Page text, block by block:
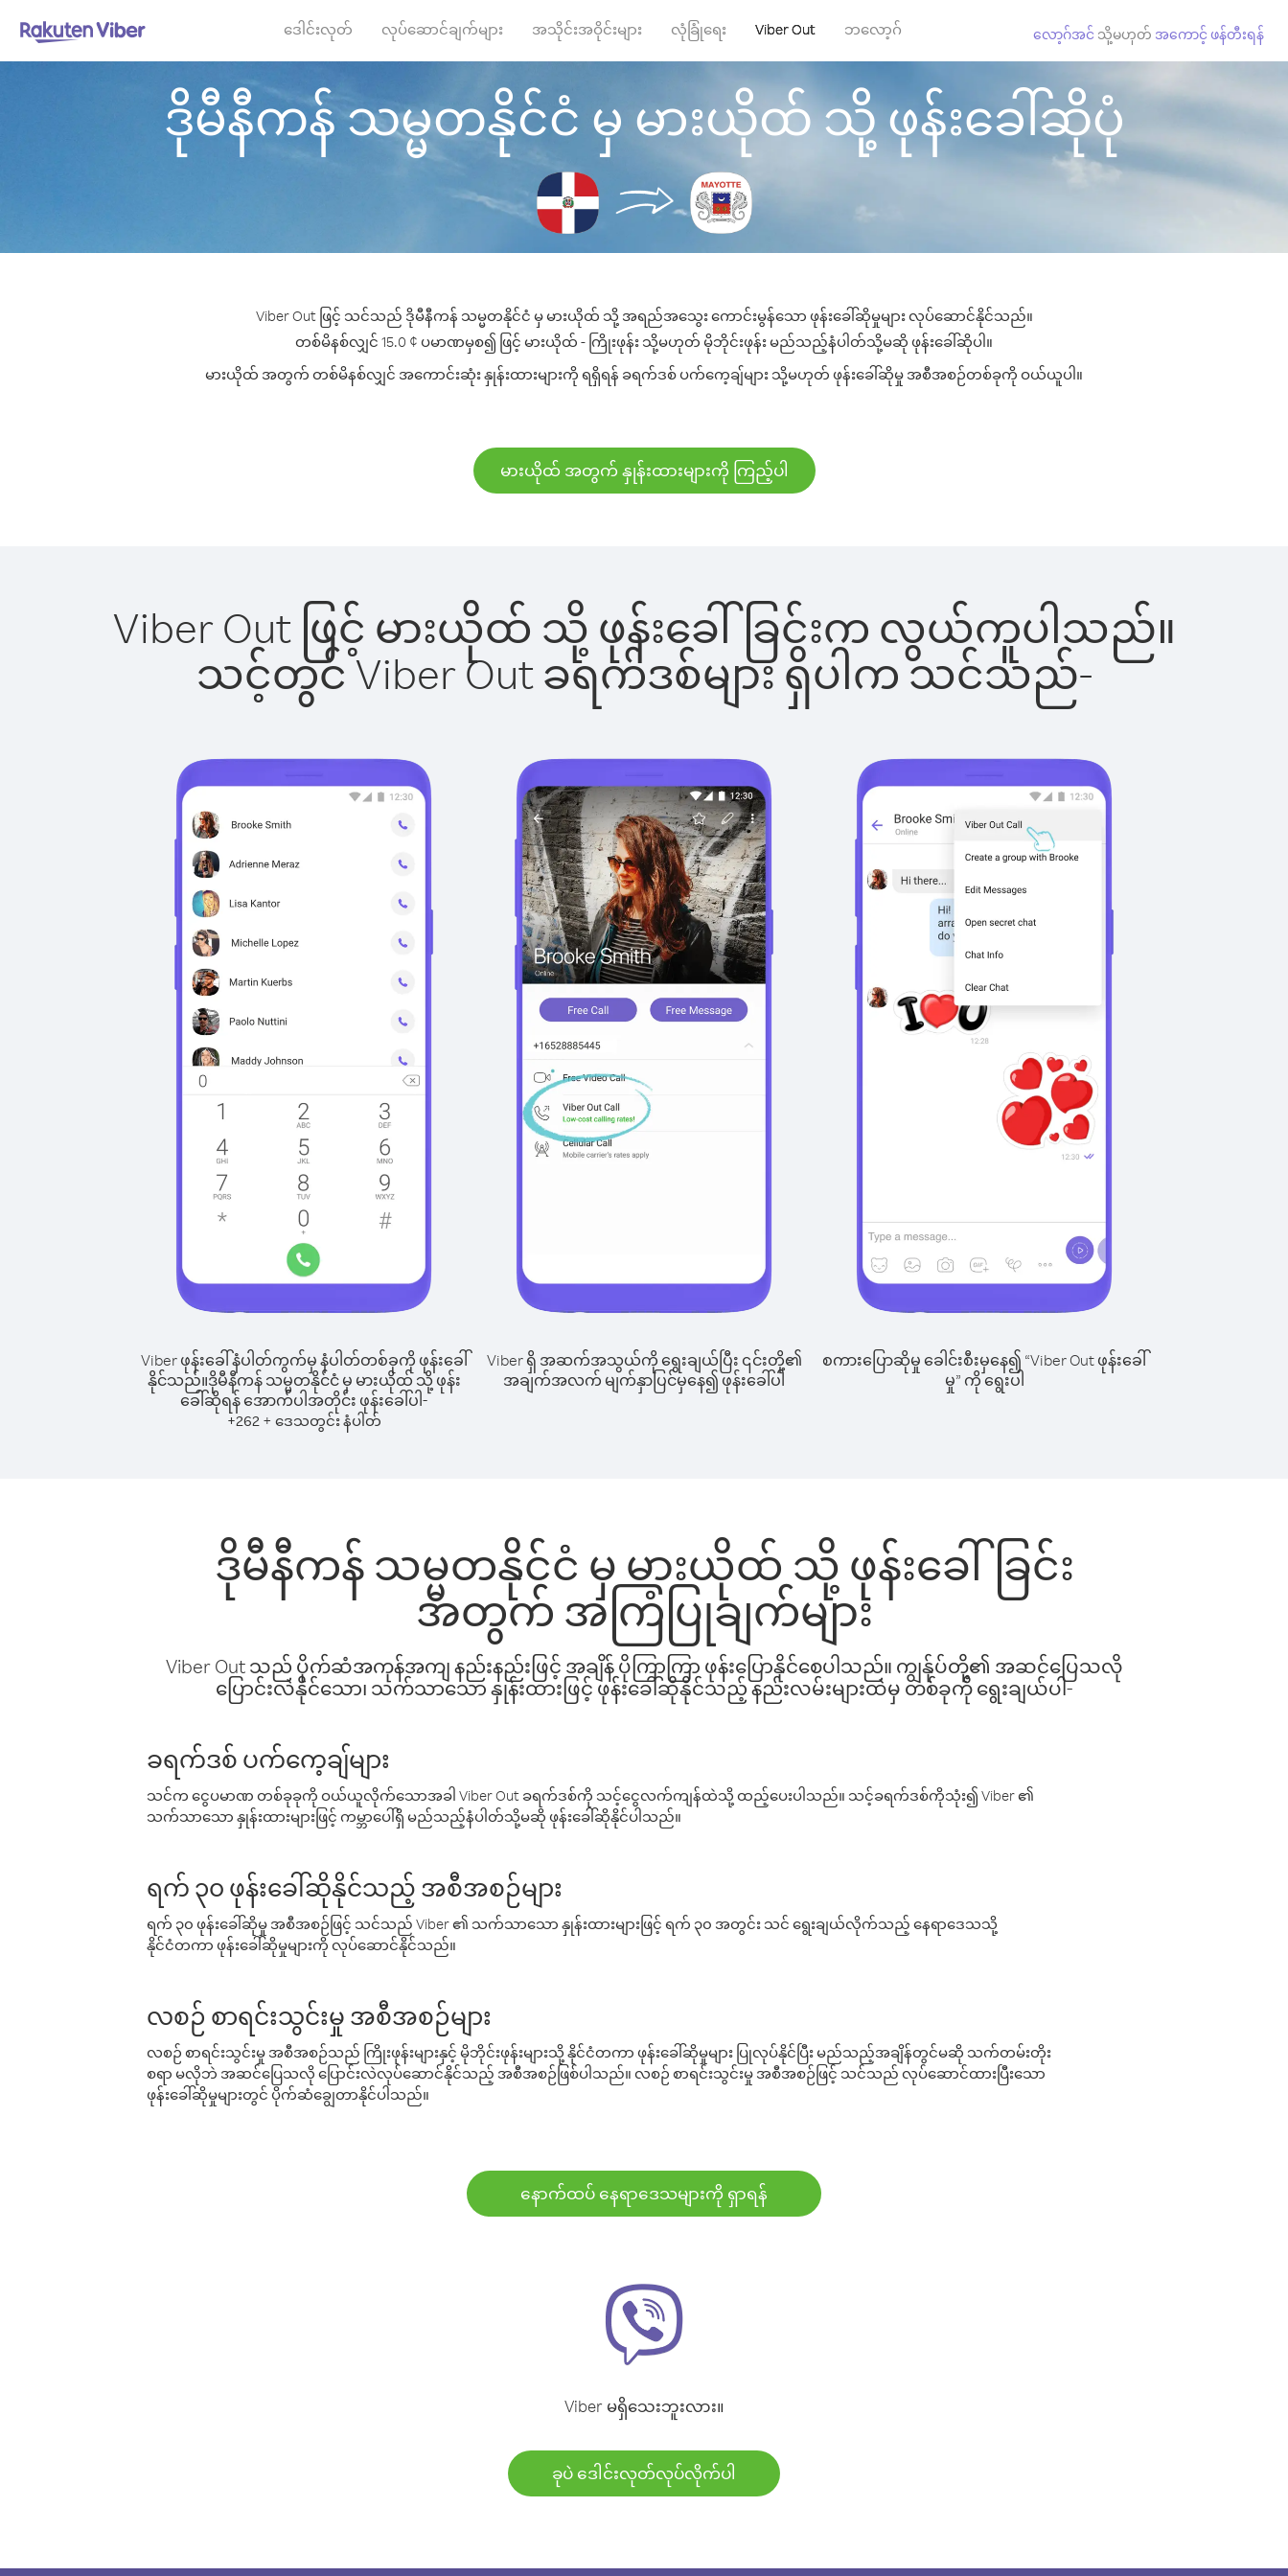
ဒေါင်းလုတ် လုပ်ဆောင်ချက်များ အသိုင်းအဝိုင်းများ လုံခြုံရေး Viber Out ဘလော့ဂ် လော့ဂ်အင် သို့မဟုတ် အကောင့် ဖန်တီးရန်
ဒိုမီနီကန် သမ္မတနိုင်ငံ မှ မားယိုထ် သို့ ဖုန်းခေါ်ဆိုပုံ
Viber Out ဖြင့် သင်သည် ဒိုမီနီကန် သမ္မတနိုင်ငံ မှ မားယိုထ် သို့ အရည်အသွေး ကောင်းမွန်သော ဖုန်းခေါ်ဆိုမှုများ လုပ်ဆောင်နိုင်သည်။
တစ်မိနစ်လျှင် 15.0 ¢ ပမာဏမှစ၍ ဖြင့် မားယိုထ် - ကြိုးဖုန်း သို့မဟုတ် မိုဘိုင်းဖုန်း မည်သည့်နံပါတ်သို့မဆို ဖုန်းခေါ်ဆိုပါ။
မားယိုထ် အတွက် တစ်မိနစ်လျှင် အကောင်းဆုံး နှုန်းထားများကို ရရှိရန် ခရက်ဒစ် ပက်ကေ့ချ်များ သို့မဟုတ် ဖုန်းခေါ်ဆိုမှု အစီအစဉ်တစ်ခုကို ဝယ်ယူပါ။
မားယိုထ် အတွက် နှုန်းထားများကို ကြည့်ပါ
Viber Out ဖြင့် မားယိုထ် သို့ ဖုန်းခေါ်ခြင်းက လွယ်ကူပါသည်။
သင့်တွင် Viber Out ခရက်ဒစ်များ ရှိပါက သင်သည်-
Viber ဖုန်းခေါ်နံပါတ်ကွက်မှ နံပါတ်တစ်ခုကို ဖုန်းခေါ်
နိုင်သည်။ဒိုမီနီကန် သမ္မတနိုင်ငံ မှ မားယိုထ် သို့ ဖုန်း
ခေါ်ဆိုရန် အောက်ပါအတိုင်း ဖုန်းခေါ်ပါ-
+262+ ဒေသတွင်း နံပါတ်
Viber ရှိ အဆက်အသွယ်ကို ရွေးချယ်ပြီး ၎င်းတို့၏
အချက်အလက် မျက်နှာပြင်မှနေ၍ ဖုန်းခေါ်ပါ
စကားပြောဆိုမှု ခေါင်းစီးမှနေ၍ “Viber Out ဖုန်းခေါ်
မှု” ကို ရွေးပါ
ဒိုမီနီကန် သမ္မတနိုင်ငံ မှ မားယိုထ် သို့ ဖုန်းခေါ်ခြင်း
အတွက် အကြံပြုချက်များ
Viber Out သည် ပိုက်ဆံအကုန်အကျ နည်းနည်းဖြင့် အချိန် ပိုကြာကြာ ဖုန်းပြောနိုင်စေပါသည်။ ကျွန်ုပ်တို့၏ အဆင်ပြေသလို
ပြောင်းလဲနိုင်သော၊ သက်သာသော နှုန်းထားဖြင့် ဖုန်းခေါ်ဆိုနိုင်သည့် နည်းလမ်းများထဲမှ တစ်ခုကို ရွေးချယ်ပါ-
ခရက်ဒစ် ပက်ကေ့ချ်များ
သင်က ငွေပမာဏ တစ်ခုခုကို ဝယ်ယူလိုက်သောအခါ Viber Out ခရက်ဒစ်ကို သင့်ငွေလက်ကျန်ထဲသို့ ထည့်ပေးပါသည်။ သင့်ခရက်ဒစ်ကိုသုံး၍ Viber ၏
သက်သာသော နှုန်းထားများဖြင့် ကမ္ဘာပေါ်ရှိ မည်သည့်နံပါတ်သို့မဆို ဖုန်းခေါ်ဆိုနိုင်ပါသည်။
ရက် ၃၀ ဖုန်းခေါ်ဆိုနိုင်သည့် အစီအစဉ်များ
ရက် ၃၀ ဖုန်းခေါ်ဆိုမှု အစီအစဉ်ဖြင့် သင်သည် Viber ၏ သက်သာသော နှုန်းထားများဖြင့် ရက် ၃၀ အတွင်း သင် ရွေးချယ်လိုက်သည့် နေရာဒေသသို့
နိုင်ငံတကာ ဖုန်းခေါ်ဆိုမှုများကို လုပ်ဆောင်နိုင်သည်။
လစဉ် စာရင်းသွင်းမှု အစီအစဉ်များ
လစဉ် စာရင်းသွင်းမှု အစီအစဉ်သည် ကြိုးဖုန်းများနှင့် မိုဘိုင်းဖုန်းများသို့ နိုင်ငံတကာ ဖုန်းခေါ်ဆိုမှုများ ပြုလုပ်နိုင်ပြီး မည်သည့်အချိန်တွင်မဆို သက်တမ်းတိုး
စရာ မလိုဘဲ အဆင်ပြေသလို ပြောင်းလဲလုပ်ဆောင်နိုင်သည့် အစီအစဉ်ဖြစ်ပါသည်။ လစဉ် စာရင်းသွင်းမှု အစီအစဉ်ဖြင့် သင်သည် လုပ်ဆောင်ထားပြီးသော
ဖုန်းခေါ်ဆိုမှုများတွင် ပိုက်ဆံချွေတာနိုင်ပါသည်။
နောက်ထပ် နေရာဒေသများကို ရှာရန်
Viber မရှိသေးဘူးလား။
ခုပဲ ဒေါင်းလုတ်လုပ်လိုက်ပါ